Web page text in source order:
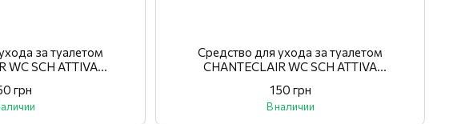
за туалетом
WC SCH ATTIVA
грн
Средство для ухода за туалетом
CHANTECLAIR WC SCH ATTIVA
150 грн
В наличии